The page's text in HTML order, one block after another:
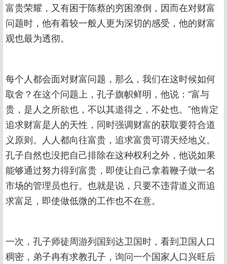
富贵荣耀，又有困于陈蔡的穷困潦倒，因而在对财富
问题时，他有着较一般人更为深切的感受，他的财富
观也最为透彻。
每个人都会面对财富问题，那么，我们在这时候如何
取舍？在这个问题上，孔子旗帜鲜明，他说：“富与
贵，是人之所欲也，不以其道得之，不处也。”他肯定
追求财富是人的天性，同时强调财富的获取要符合道
义原则。人人都向往富贵，追求富贵可谓天经地义。
孔子自然也没把自己排除在这种权利之外，他说如果
能够通过努力得到富贵，即使让自己拿着鞭子做一名
市场的管理员也行。也就是说，只要不违背道义而追
求富足，即使做低微的工作也不在意。
一次，孔子师徒周游列国到达卫国时，看到卫国人口
稠密，弟子冉有求教孔子，询问一个国家人口兴旺后